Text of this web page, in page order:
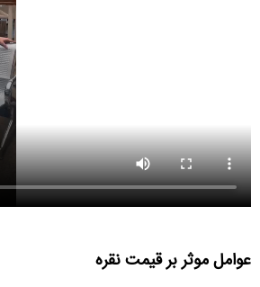
عوامل موثر بر قیمت نقره